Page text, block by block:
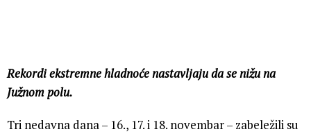
Rekordi ekstremne hladnoće nastavljaju da se nižu na
Južnom polu.
Tri nedavna dana – 16., 17. i 18. novembar – zabeležili su